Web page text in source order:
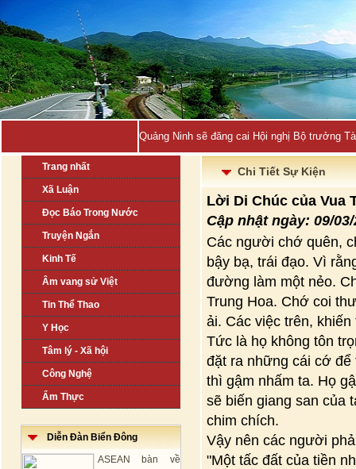
Quảng Ninh sẽ đăng cai Hội nghị Bộ trưởng
Trang nhất
Xã Luận
Đọc Báo Trong Nước
Truyện Ngắn
Kinh Tế
Âm vang sử Việt
Tin Thể Thao
Y Học
Tâm lý - Xã hội
Công Nghệ
Ẩm Thực
Diễn Đàn Biển Đông
ASEAN bàn về
Chi Tiết Sự Kiện
Lời Di Chúc của Vua
Cập nhật ngày: 09/
Các người chớ quên,
bậy bạ, trái đạo. Vì
đường làm một nẻo.
Trung Hoa. Chớ coi
ải. Các việc trên,
Tức là họ không tôn
đặt ra những cái cớ
thì gậm nhấm ta. Họ
sẽ biến giang san của
chim chích.
Vậy nên các người
"Một tấc đất của tiền